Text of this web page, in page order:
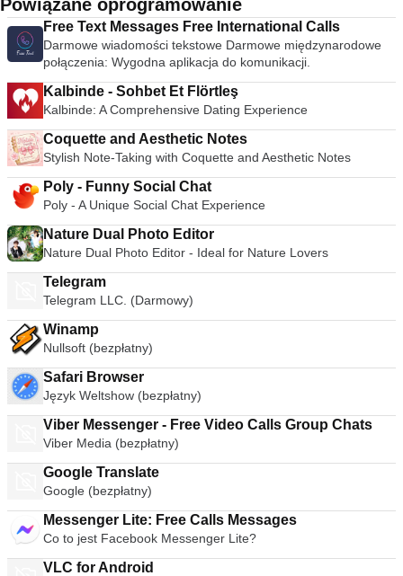
Powiązane oprogramowanie
Free Text Messages Free International Calls
Darmowe wiadomości tekstowe Darmowe międzynarodowe
połączenia: Wygodna aplikacja do komunikacji.
Kalbinde - Sohbet Et Flörtleş
Kalbinde: A Comprehensive Dating Experience
Coquette and Aesthetic Notes
Stylish Note-Taking with Coquette and Aesthetic Notes
Poly - Funny Social Chat
Poly - A Unique Social Chat Experience
Nature Dual Photo Editor
Nature Dual Photo Editor - Ideal for Nature Lovers
Telegram
Telegram LLC. (Darmowy)
Winamp
Nullsoft (bezpłatny)
Safari Browser
Język Weltshow (bezpłatny)
Viber Messenger - Free Video Calls Group Chats
Viber Media (bezpłatny)
Google Translate
Google (bezpłatny)
Messenger Lite: Free Calls Messages
Co to jest Facebook Messenger Lite?
VLC for Android